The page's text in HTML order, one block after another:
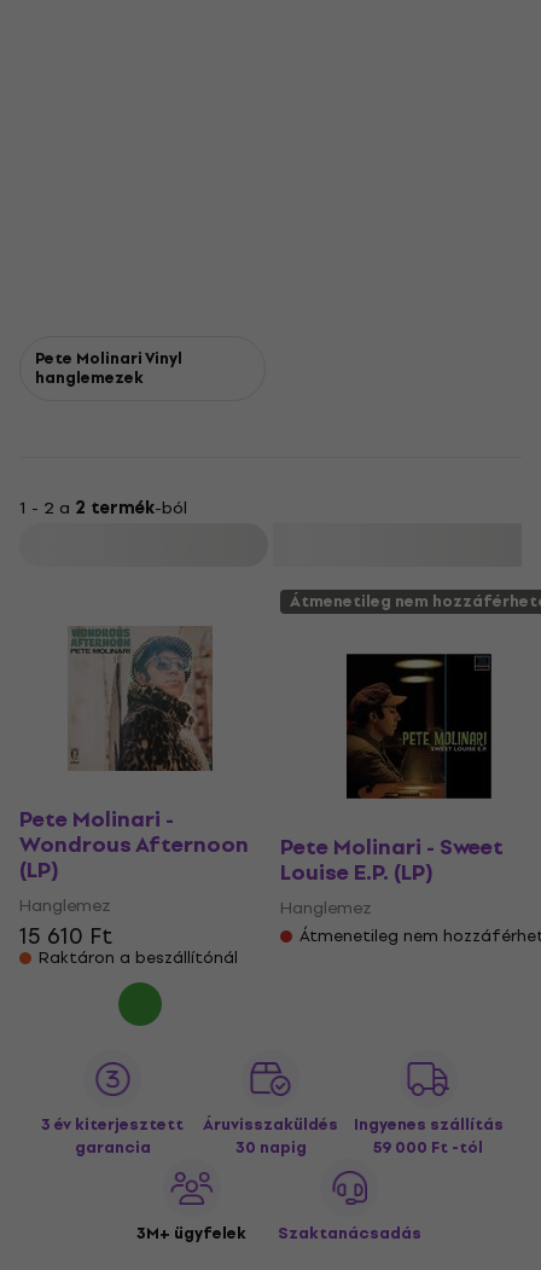
Pete Molinari Vinyl
hanglemezek
1 - 2 a 2 termék-ból
Pete Molinari -
Wondrous Afternoon
(LP)
Hanglemez
15 610 Ft
Raktáron a beszállítónál
Átmenetileg nem
Pete Molinari - Sweet
Louise E.P. (LP)
Hanglemez
Átmenetileg nem
3 év kiterjesztett
garancia
Áruvisszaküldés
30 napig
Ingyenes szállítás
59 000 Ft -tól
3M+ ügyfelek Szaktanácsadás